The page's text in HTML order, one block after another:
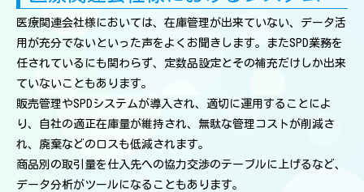
医療関連会社様においては、在庫管理が出来ていない、データ活
用が充分でないといった声をよくお聞きします。またSPD業務を
任されているにも関わらず、定数品設定とその補充だけしか出来
ていないこともあります。
販売管理やSPDシステムが導入され、適切に運用することによ
り、自社の適正在庫量が維持され、無駄な管理コストが削減さ
れ、廃棄などのロスも低減されます。
商品別の取引量を仕入先への協力交渉のテーブルに上げるなど、
データ分析がツールになることもあります。